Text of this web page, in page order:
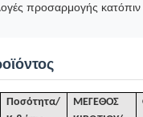
προσαρμογής κατόπιν
Ποσότητα/
ΜΕΓΕΘΟΣ